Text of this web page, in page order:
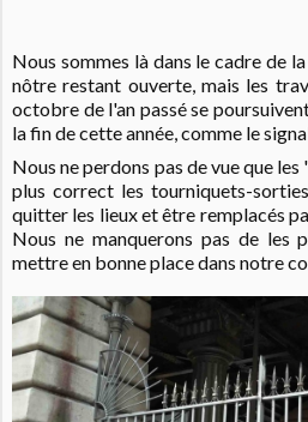
Nous sommes là dans le cadre de
nôtre restant ouverte, mais les
octobre de l'an passé se
la fin de cette année, comme le
Nous ne perdons pas de vue que
plus correct les tourniquets-
quitter les lieux et être remplacés
Nous ne manquerons pas de les
mettre en bonne place dans notre